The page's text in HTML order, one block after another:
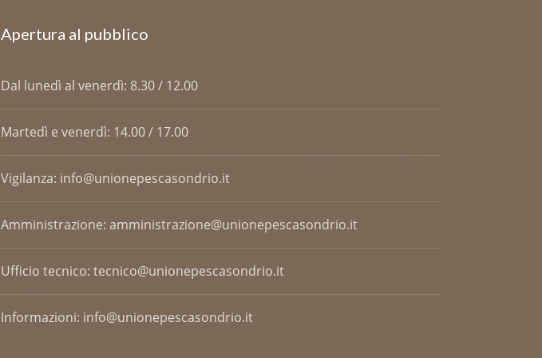
Apertura al pubblico
Dal lunedì al venerdì: 8.30 / 12.00
Martedì e venerdì: 14.00 / 17.00
Vigilanza: info@unionepescasondrio.it
Amministrazione: amministrazione@unionepescasondrio.it
Ufficio tecnico: tecnico@unionepescasondrio.it
Informazioni: info@unionepescasondrio.it